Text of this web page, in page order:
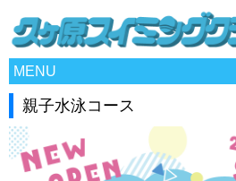
MENU
親子水泳コース